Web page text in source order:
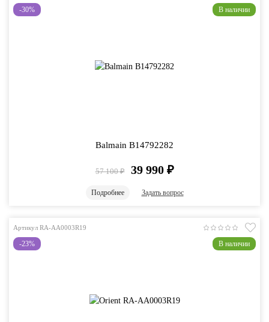
-30% В наличии
Balmain B14792282
57 100 ₽ 39 990 ₽
Подробнее Задать вопрос
Артикул RA-AA0003R19
-23% В наличии